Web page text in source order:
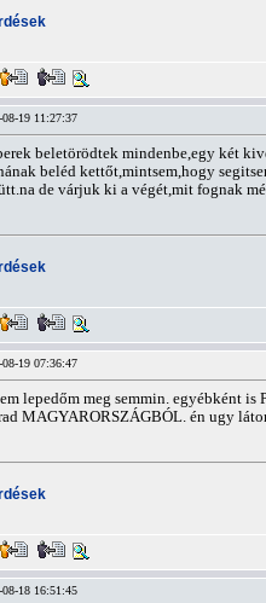
19 11:27:37
beletörödtek mindenbe,egy két
beléd kettőt,mintsem,hogy
de várjuk ki a végét,mit fognak
19 07:36:47
lepedőm meg semmin. egyébként
MAGYARORSZÁGBÓL. én ugy
18 16:51:45